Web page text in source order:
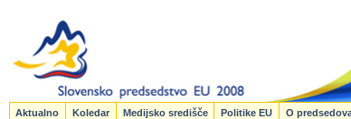
Aktualno Koledar Medijsko središče Politike EU O